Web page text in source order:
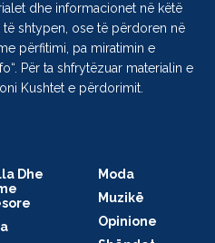
dhe informacionet në këtë
shtypen, ose të përdoren në
përfitimi, pa miratimin e
“. Për ta shfrytëzuar materialin e
Kushtet e përdorimit.
Dhe
Moda
Muzikë
Opinione